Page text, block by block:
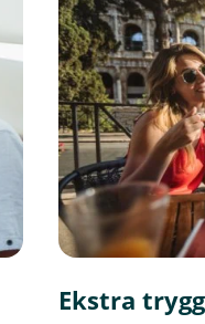
Ekstra